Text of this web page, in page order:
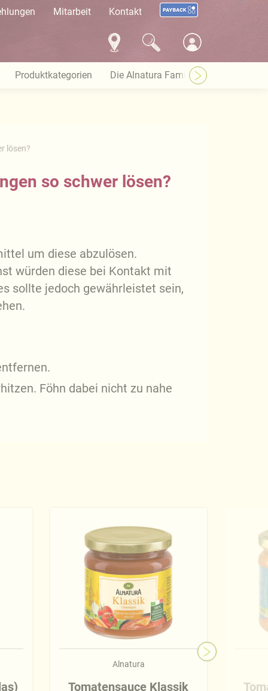
Mitarbeit Kontakt
Produktkategorien Die Alnatura Familie
lösen?
so schwer lösen?
um diese abzulösen.
würden diese bei Kontakt mit
sollte jedoch gewährleistet sein,
Föhn dabei nicht zu nahe
Alnatura
Tomatensauce Klassik